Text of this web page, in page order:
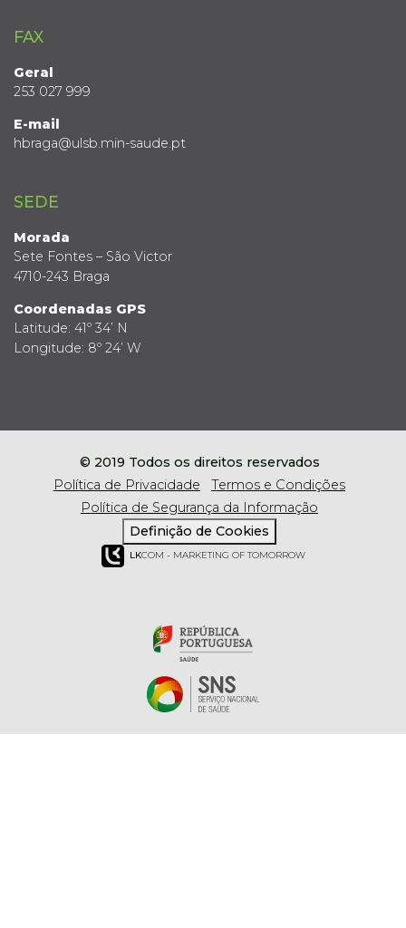
FAX
Geral
253 027 999
E-mail
hbraga@ulsb.min-saude.pt
SEDE
Morada
Sete Fontes – São Victor
4710-243 Braga
Coordenadas GPS
Latitude: 41º 34’ N
Longitude: 8º 24’ W
© 2019 Todos os direitos reservados
Política de Privacidade
Termos e Condições
Política de Segurança da Informação
Definição de Cookies
LKCOM - MARKETING OF TOMORROW